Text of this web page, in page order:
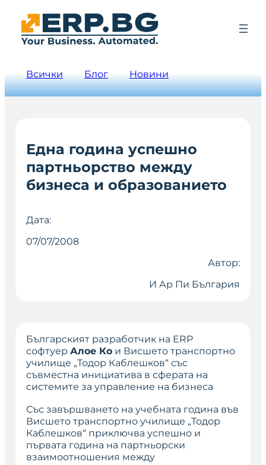
Всички Блог Новини
Една година успешно
партньорство между
бизнеса и образованието
Дата:
07/07/2008
Автор:
И Ар Пи България
Българският разработчик на ERP
софтуер Алое Ко и Висшето транспортно
училище „Тодор Каблешков“ със
съвместна инициатива в сферата на
системите за управление на бизнеса
Със завършването на учебната година във
Висшето транспортно училище „Тодор
Каблешков“ приключва успешно и
първата година на партньорски
взаимоотношения между